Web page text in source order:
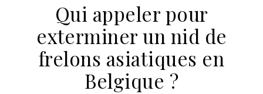
Qui appeler pour
exterminer un nid de
frelons asiatiques en
Belgique ?